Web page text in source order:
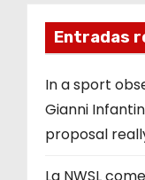
Entradas
In a sport
Gianni
proposal
La NWSL